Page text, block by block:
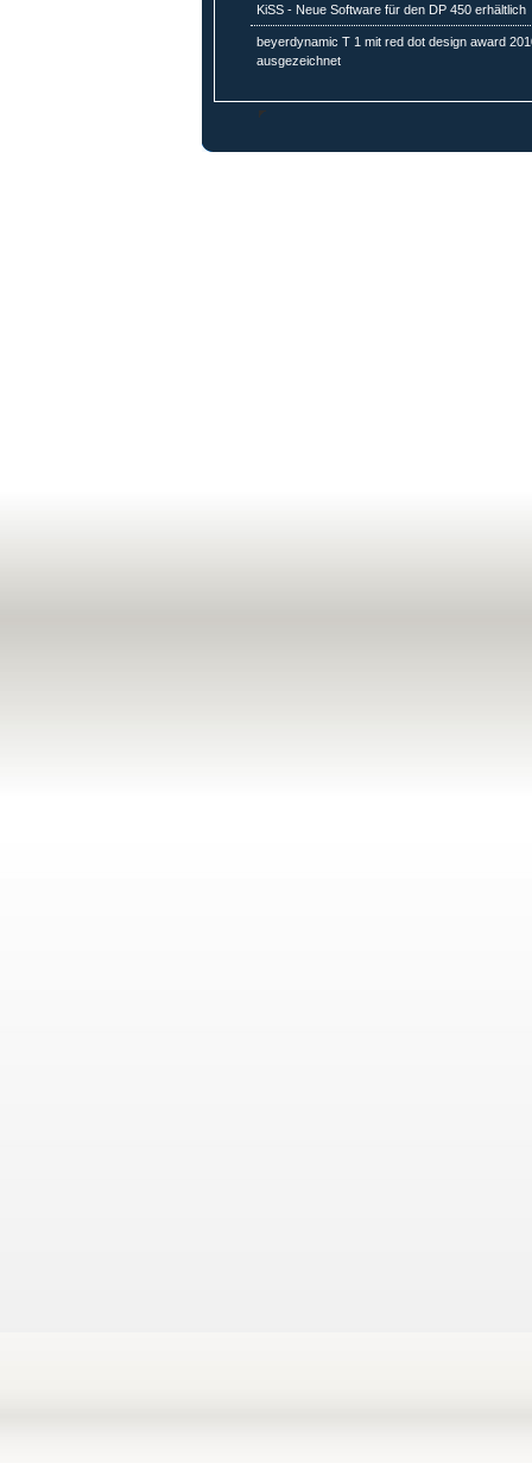
KiSS - Neue Software für den DP 450 erhältlich
beyerdynamic T 1 mit red dot design award
ausgezeichnet